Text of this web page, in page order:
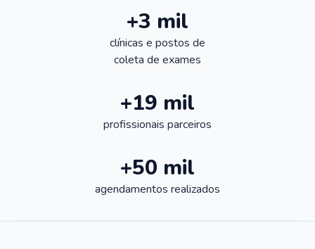
+3 mil
clínicas e postos de
coleta de exames
+19 mil
profissionais parceiros
+50 mil
agendamentos realizados